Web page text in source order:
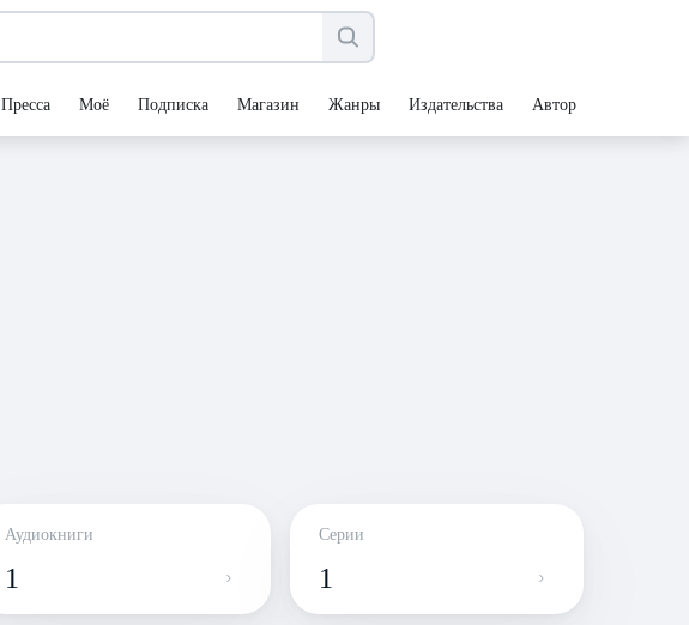
Пресса Моё Подписка Магазин Жанры Издательства Авторы
Аудиокниги
1
Серии
1